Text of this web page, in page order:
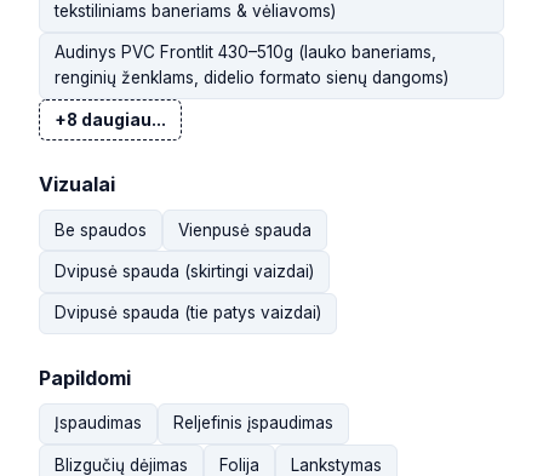
tekstiliniams baneriams & vėliavoms)
Audinys PVC Frontlit 430–510g (lauko baneriams,
renginių ženklams, didelio formato sienų dangoms)
+8 daugiau...
Vizualai
Be spaudos Vienpusė spauda
Dvipusė spauda (skirtingi vaizdai)
Dvipusė spauda (tie patys vaizdai)
Papildomi
Įspaudimas Reljefinis įspaudimas
Blizgučių dėjimas Folija Lankstymas